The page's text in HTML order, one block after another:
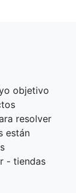
objetivo
resolver
están
- tiendas